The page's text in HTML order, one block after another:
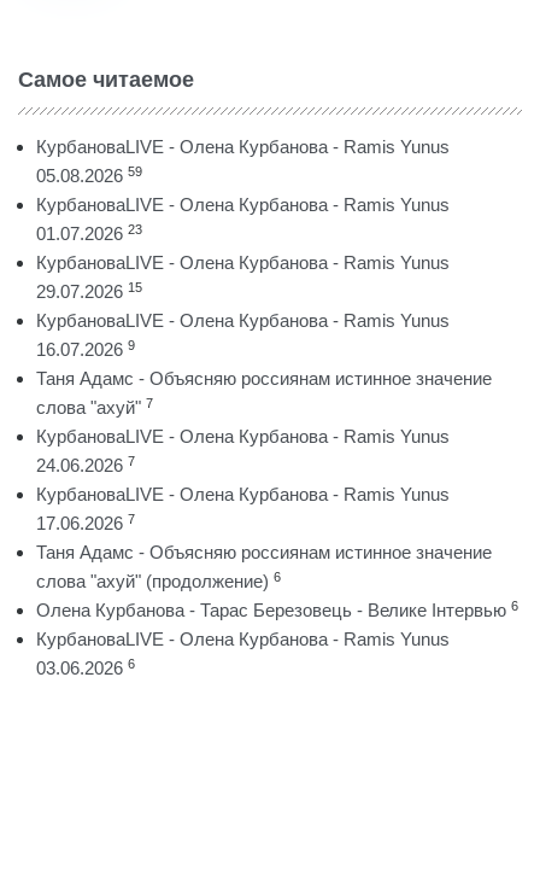
Самое читаемое
КурбановаLIVE - Олена Курбанова - Ramis Yunus
05.08.2026 59
КурбановаLIVE - Олена Курбанова - Ramis Yunus
01.07.2026 23
КурбановаLIVE - Олена Курбанова - Ramis Yunus
29.07.2026 15
КурбановаLIVE - Олена Курбанова - Ramis Yunus
16.07.2026 9
Таня Адамс - Объясняю россиянам истинное значение
слова "ахуй" 7
КурбановаLIVE - Олена Курбанова - Ramis Yunus
24.06.2026 7
КурбановаLIVE - Олена Курбанова - Ramis Yunus
17.06.2026 7
Таня Адамс - Объясняю россиянам истинное значение
слова "ахуй" (продолжение) 6
Олена Курбанова - Тарас Березовець - Велике Інтервью 6
КурбановаLIVE - Олена Курбанова - Ramis Yunus
03.06.2026 6